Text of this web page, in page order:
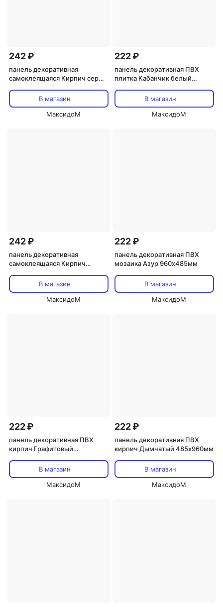
242 ₽
панель декоративная
самоклеящаяся Кирпич серый
В магазин
МаксидоМ
222 ₽
панель декоративная ПВХ
плитка Кабанчик белый
В магазин
МаксидоМ
242 ₽
панель декоративная
самоклеящаяся Кирпич
В магазин
МаксидоМ
222 ₽
панель декоративная ПВХ
мозаика Азур 960х485мм
В магазин
МаксидоМ
222 ₽
панель декоративная ПВХ
кирпич Графитовый
В магазин
МаксидоМ
222 ₽
панель декоративная ПВХ
кирпич Дымчатый 485х960мм
В магазин
МаксидоМ